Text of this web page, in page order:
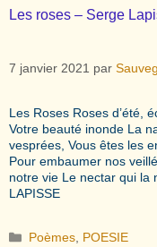
Les roses – Serge
7 janvier 2021 par
Les Roses Roses d’été,
Votre beauté inonde La
vesprées, Vous êtes les
Pour embaumer nos
notre vie Le nectar qui la
LAPISSE
Catégories
Poèmes POESIE